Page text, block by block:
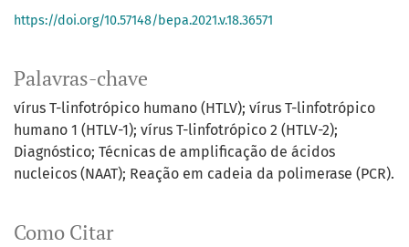
Palavras-chave
vírus T-linfotrópico humano (HTLV); vírus T-linfotrópico
humano 1 (HTLV-1); vírus T-linfotrópico 2 (HTLV-2);
Diagnóstico; Técnicas de amplificação de ácidos
nucleicos (NAAT); Reação em cadeia da polimerase (PCR).
Como Citar
https://doi.org/10.57148/bepa.2021.v.18.36571